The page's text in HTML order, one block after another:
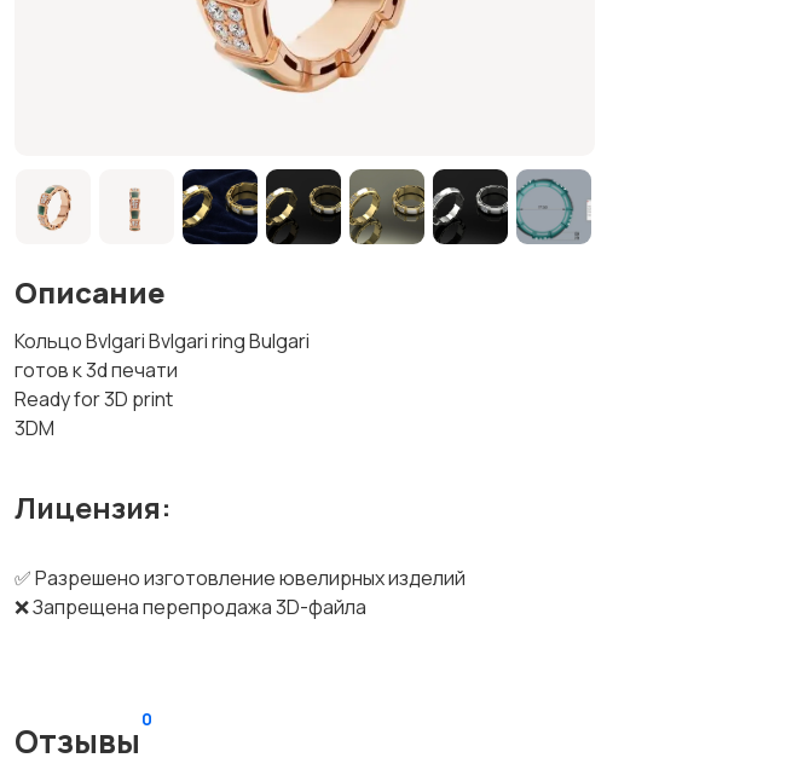
Описание
Кольцо Bvlgari Bvlgari ring Bulgari
готов к 3d печати
Ready for 3D print
3DM
Лицензия:
✅ Разрешено изготовление ювелирных изделий
❌ Запрещена перепродажа 3D-файла
Отзывы
0